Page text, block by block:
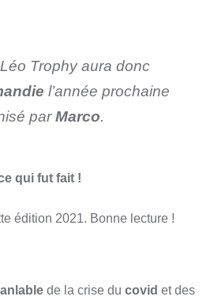
Trophy aura donc
l’année prochaine
parMarco.
qui fut fait !
édition 2021. Bonne lecture !
de la crise du covid et des